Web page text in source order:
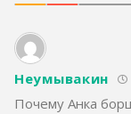
Неумывакин
Почему Анка